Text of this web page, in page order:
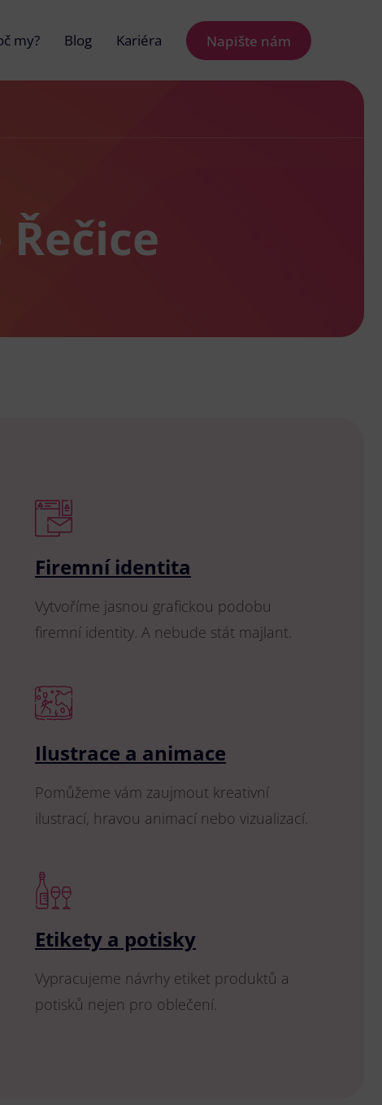
my? Blog Kariéra Napište nám
Firemní identita
Vytvoříme jasnou grafickou podobu
firemní identity. A nebude stát majlant.
Ilustrace a animace
Pomůžeme vám zaujmout kreativní
ilustrací, hravou animací nebo vizualizací.
Etikety a potisky
Vypracujeme návrhy etiket produktů a
potisků nejen pro oblečení.